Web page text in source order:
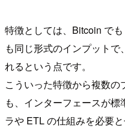
特徴としては、Bitcoin で
も同じ形式のインプット
れるという点です。
こういった特徴から複数
も、インターフェースが
ラや ETL の仕組みを必要